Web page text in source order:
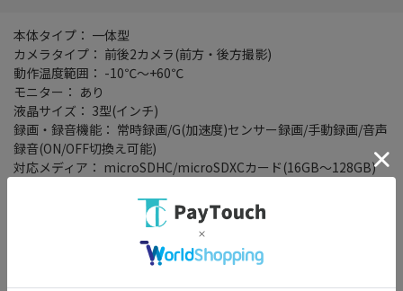
本体タイプ： 一体型
カメラタイプ： 前後2カメラ(前方・後方撮影)
動作温度範囲： -10℃～+60℃
モニター： あり
液晶サイズ： 3型(インチ)
録画・録音機能： 常時録画/G(加速度)センサー録画/手動録画/音声
録音(ON/OFF切換え可能)
対応メディア： microSDHC/microSDXCカード(16GB～128GB)
イベント録画時間： 前後20秒
画素数(フロント)： 有効画素数 約370万画素
最大解像度(フロント)： 2560x1440